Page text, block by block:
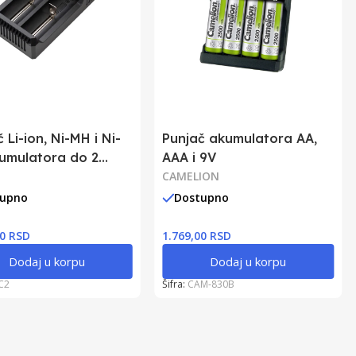
Li-ion, Ni-MH i Ni-
do 2
RSD
Dodaj u korpu
Punjač akumulatora AA,
AAA i 9V
CAMELION
Dostupno
1.769,00 RSD
Dodaj u korpu
Šifra: CAM-830B